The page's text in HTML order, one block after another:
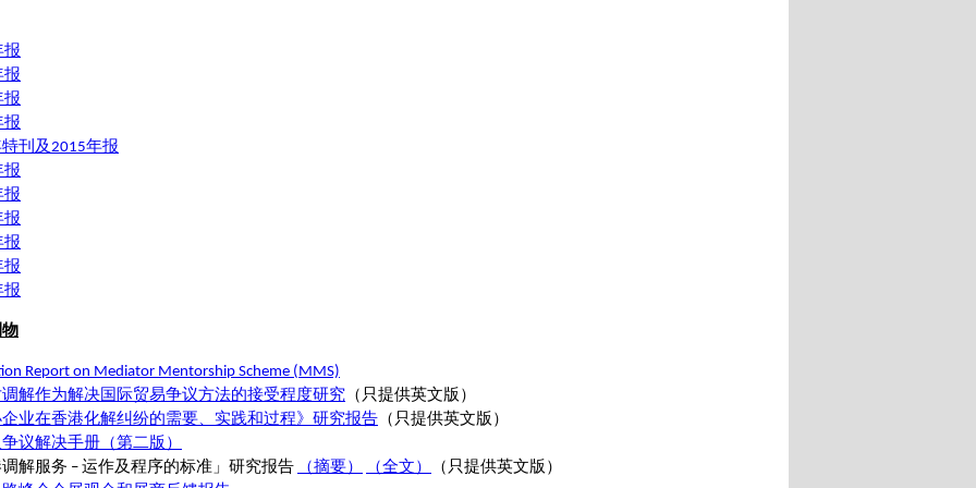
报
报
报
报
刊及2015年报
报
报
报
报
报
报
Report on Mediator Mentorship Scheme (MMS)
解作为解决国际贸易争议方法的接受程度研究 （只提供英文版）
业在香港化解纠纷的需要、实践和过程》研究报告 （只提供英文版）
议解决手册（第二版）
解服务 – 运作及程序的标准」研究报告
（摘要） （全文）
（只提供英文版）